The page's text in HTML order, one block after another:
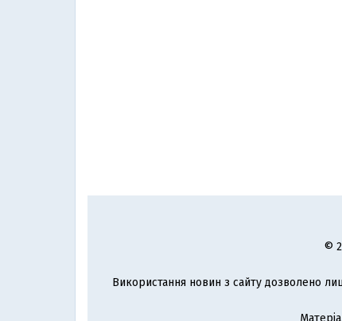
©
Використання новин з сайту дозволено